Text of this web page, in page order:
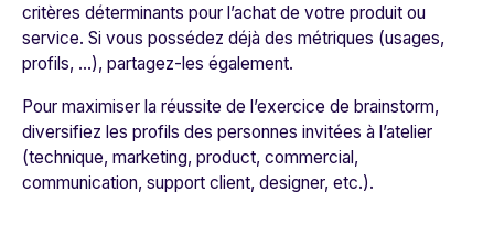
critères déterminants pour l’achat de votre produit ou
service. Si vous possédez déjà des métriques (usages,
profils, …), partagez-les également.
Pour maximiser la réussite de l’exercice de brainstorm,
diversifiez les profils des personnes invitées à l’atelier
(technique, marketing, product, commercial,
communication, support client, designer, etc.).